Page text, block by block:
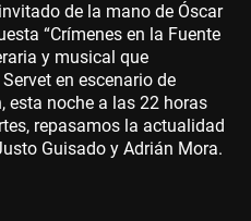
de la mano de Óscar
“Crímenes en la Fuente
y musical que
en escenario de
esta noche a las 22 horas
repasamos la actualidad
Guisado y Adrián Mora.